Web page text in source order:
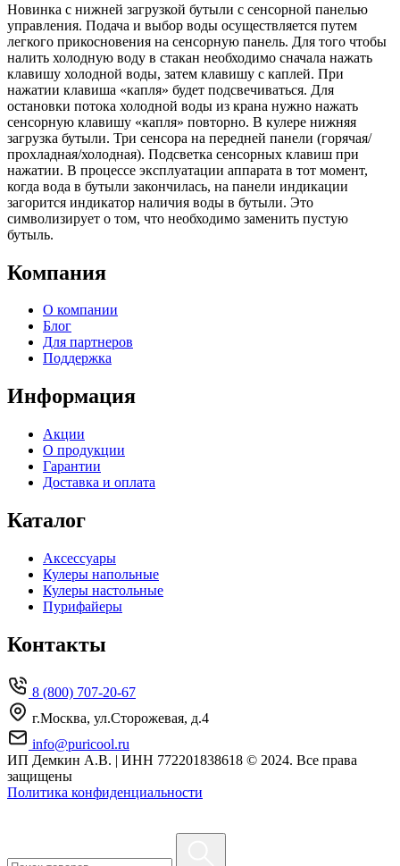
Новинка с нижней загрузкой бутыли с сенсорной панелью
управления. Подача и выбор воды осуществляется путем
легкого прикосновения на сенсорную панель. Для того чтобы
налить холодную воду в стакан необходимо сначала нажать
клавишу холодной воды, затем клавишу с каплей. При
нажатии клавиша «капля» будет подсвечиваться. Для
остановки потока холодной воды из крана нужно нажать
сенсорную клавишу «капля» повторно. В кулере нижняя
загрузка бутыли. Три сенсора на передней панели (горячая/
прохладная/холодная). Подсветка сенсорных клавиш при
нажатии. В процессе эксплуатации аппарата в тот момент,
когда вода в бутыли закончилась, на панели индикации
загорится индикатор наличия воды в бутыли. Это
символизирует о том, что необходимо заменить пустую
бутыль.
Компания
О компании
Блог
Для партнеров
Поддержка
Информация
Акции
О продукции
Гарантии
Доставка и оплата
Каталог
Аксессуары
Кулеры напольные
Кулеры настольные
Пурифайеры
Контакты
8 (800) 707-20-67
г.Москва, ул.Сторожевая, д.4
info@puricool.ru
ИП Демкин А.В. | ИНН 772201838618 © 2024. Все права
защищены
Политика конфиденциальности